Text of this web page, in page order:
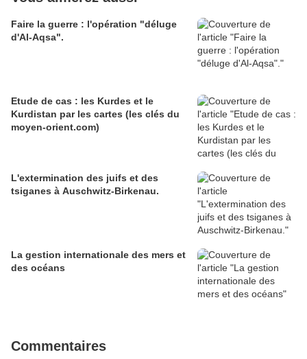
Faire la guerre : l'opération "déluge
d'Al-Aqsa".
Etude de cas : les Kurdes et le
Kurdistan par les cartes (les clés du
moyen-orient.com)
L'extermination des juifs et des
tsiganes à Auschwitz-Birkenau.
La gestion internationale des mers et
des océans
Commentaires